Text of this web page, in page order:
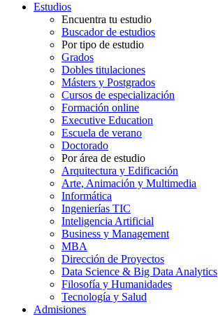
Estudios
Encuentra tu estudio
Buscador de estudios
Por tipo de estudio
Grados
Dobles titulaciones
Másters y Postgrados
Cursos de especialización
Formación online
Executive Education
Escuela de verano
Doctorado
Por área de estudio
Arquitectura y Edificación
Arte, Animación y Multimedia
Informática
Ingenierías TIC
Inteligencia Artificial
Business y Management
MBA
Dirección de Proyectos
Data Science & Big Data Analytics
Filosofía y Humanidades
Tecnología y Salud
Admisiones